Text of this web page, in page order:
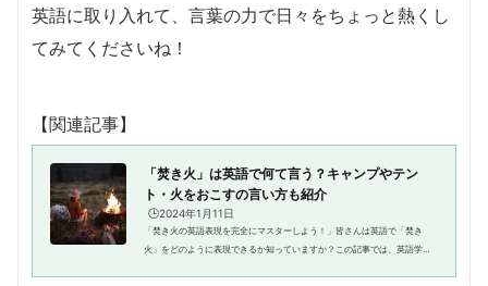
英語に取り入れて、言葉の力で日々をちょっと熱くし
てみてくださいね！
【関連記事】
「焚き火」は英語で何て言う？キャンプやテン
ト・火をおこすの言い方も紹介
🕒️2024年1月11日
「焚き火の英語表現を完全にマスターしよう！」皆さんは英語で「焚き
火」をどのように表現できるか知っていますか？この記事では、英語学習